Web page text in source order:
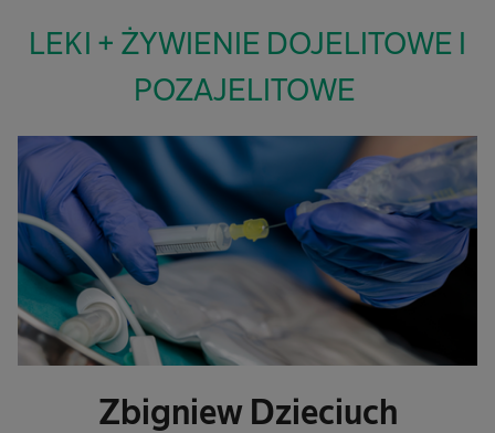
LEKI + ŻYWIENIE DOJELITOWE I
POZAJELITOWE
Zbigniew Dzieciuch